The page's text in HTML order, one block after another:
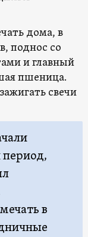
дома, в
поднос со
и главный
пшеница.
свечи
период,
в